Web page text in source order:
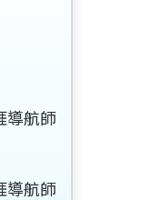
導航師
導航師